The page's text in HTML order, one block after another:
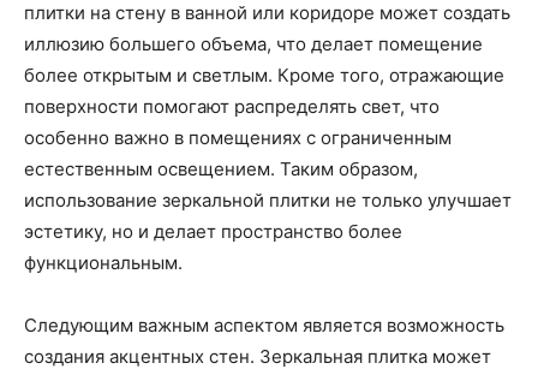
плитки на стену в ванной или коридоре может создать
иллюзию большего объема, что делает помещение
более открытым и светлым. Кроме того, отражающие
поверхности помогают распределять свет, что
особенно важно в помещениях с ограниченным
естественным освещением. Таким образом,
использование зеркальной плитки не только улучшает
эстетику, но и делает пространство более
функциональным.
Следующим важным аспектом является возможность
создания акцентных стен. Зеркальная плитка может